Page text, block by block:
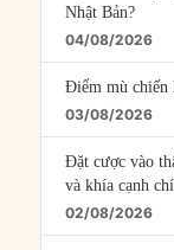
Nhật Bản?
04/08/2026
Điểm mù chiến
03/08/2026
Đặt cược vào
và khía cạnh
02/08/2026